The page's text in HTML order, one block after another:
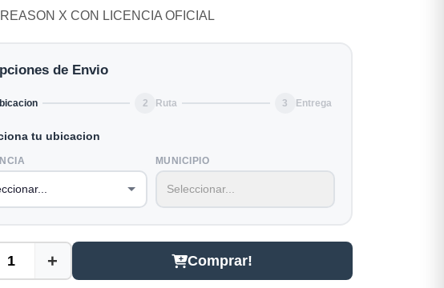
X CON LICENCIA OFICIAL
de Envio
2 Ruta 3 Entrega
tu ubicacion
MUNICIPIO
+ Comprar!